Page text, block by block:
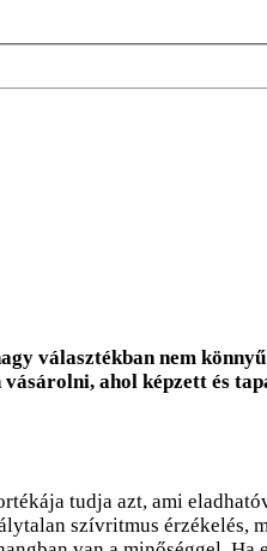
választékban nem
ahol képzett és
tudja azt, ami
szívritmus érzékelés,